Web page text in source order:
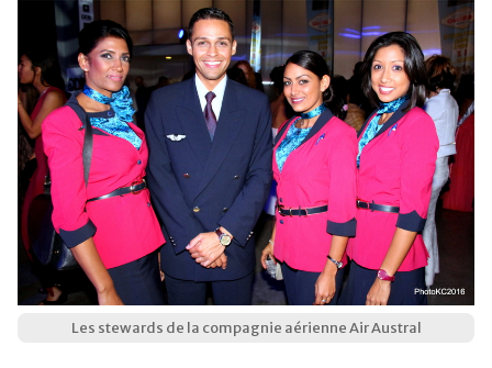
Les stewards de la compagnie aérienne Air Austral